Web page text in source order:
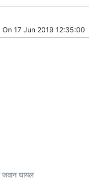
On 17 Jun 2019 12:35:00
जवान घायल